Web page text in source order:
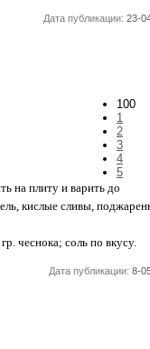
Дата публикации: 23-
100
1
2
3
4
5
на плиту и варить до
кислые сливы,
чеснока; соль по вкусу.
Дата публикации: 8-